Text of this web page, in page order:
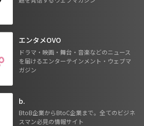
エンタメOVO
ドラマ・映画・舞台・音楽などのニュース
を届けるエンターテインメント・ウェブマ
ガジン
b.
BtoB企業からBtoC企業まで。全てのビジネ
スマン必見の情報サイト